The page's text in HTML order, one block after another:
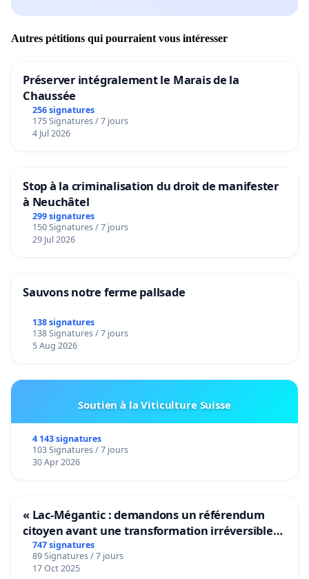
Autres pétitions qui pourraient vous intéresser
Préserver intégralement le Marais de la
Chaussée
256 signatures
175 Signatures / 7 jours
4 Jul 2026
Stop à la criminalisation du droit de manifester
à Neuchâtel
299 signatures
150 Signatures / 7 jours
29 Jul 2026
Sauvons notre ferme pallsade
138 signatures
138 Signatures / 7 jours
5 Aug 2026
Soutien à la Viticulture Suisse
4 143 signatures
103 Signatures / 7 jours
30 Apr 2026
« Lac-Mégantic : demandons un référendum
citoyen avant une transformation irréversible
de notre territoire »
747 signatures
89 Signatures / 7 jours
17 Oct 2025